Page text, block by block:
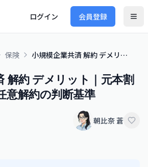
ログイン 会員登録
保険 小規模企業共済 解約 デメリット｜元本割れする年数と任意解約の判断基準
解約 デメリット｜元本割
意解約の判断基準
朝比奈 蒼